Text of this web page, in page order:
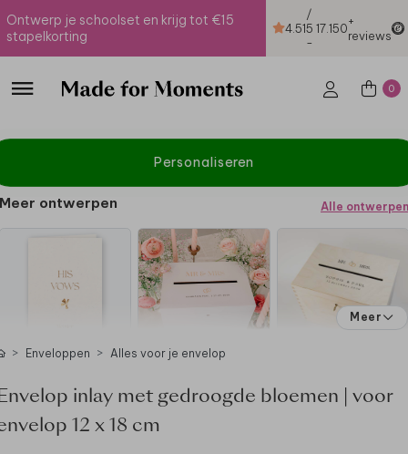
Ontwerp je schoolset en krijg tot €15
stapelkorting
4.51
/
5
-
17.150+
reviews
0
Personaliseren
Meer ontwerpen Alle ontwerpen
Meer
Enveloppen Alles voor je envelop
inlay met gedroogde bloemen | voor
12 x 18 cm